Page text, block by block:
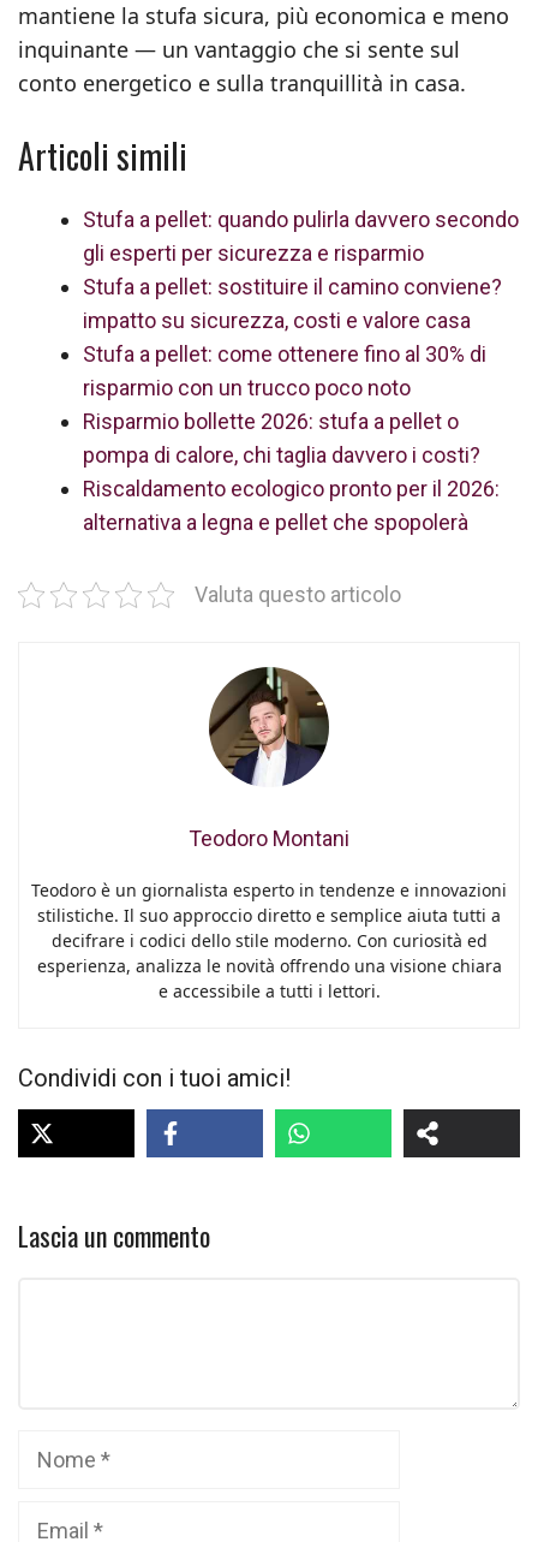
mantiene la stufa sicura, più economica e meno
inquinante — un vantaggio che si sente sul
conto energetico e sulla tranquillità in casa.
Articoli simili
Stufa a pellet: quando pulirla davvero secondo
gli esperti per sicurezza e risparmio
Stufa a pellet: sostituire il camino conviene?
impatto su sicurezza, costi e valore casa
Stufa a pellet: come ottenere fino al 30% di
risparmio con un trucco poco noto
Risparmio bollette 2026: stufa a pellet o
pompa di calore, chi taglia davvero i costi?
Riscaldamento ecologico pronto per il 2026:
alternativa a legna e pellet che spopolerà
Valuta questo articolo
Teodoro Montani
Teodoro è un giornalista esperto in tendenze e innovazioni
stilistiche. Il suo approccio diretto e semplice aiuta tutti a
decifrare i codici dello stile moderno. Con curiosità ed
esperienza, analizza le novità offrendo una visione chiara
e accessibile a tutti i lettori.
Condividi con i tuoi amici!
Lascia un commento